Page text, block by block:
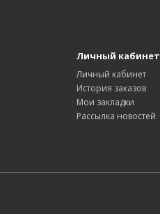
Личный кабинет
Личный кабинет
История заказов
Мои закладки
Рассылка новостей